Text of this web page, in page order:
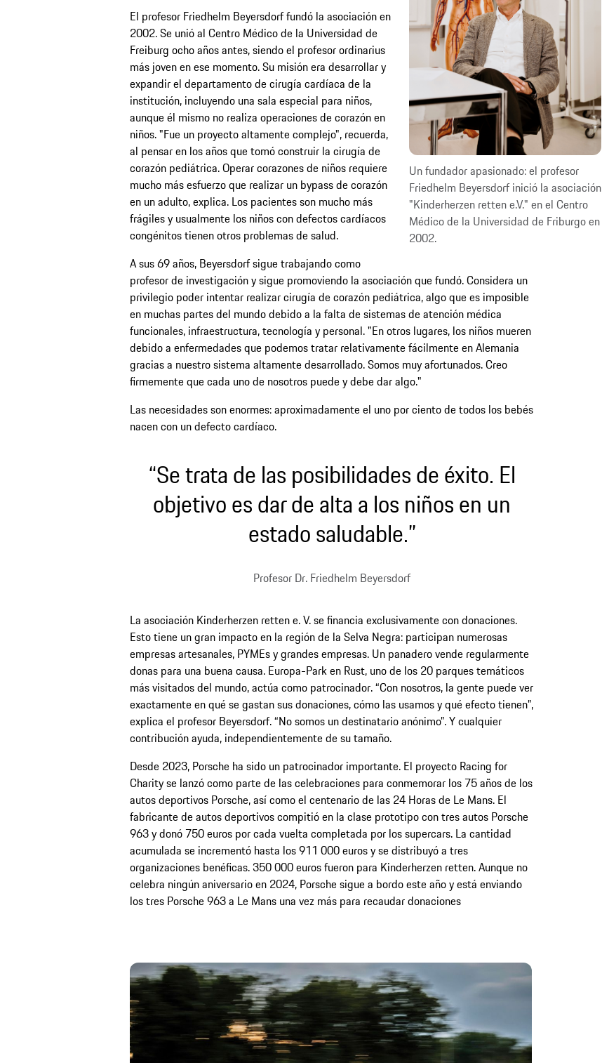
Un fundador apasionado: el profesor
Friedhelm Beyersdorf inició la asociación
"Kinderherzen retten e.V." en el Centro
Médico de la Universidad de Friburgo en
2002.
El profesor Friedhelm Beyersdorf fundó la asociación en
2002. Se unió al Centro Médico de la Universidad de
Freiburg ocho años antes, siendo el profesor ordinarius
más joven en ese momento. Su misión era desarrollar y
expandir el departamento de cirugía cardíaca de la
institución, incluyendo una sala especial para niños,
aunque él mismo no realiza operaciones de corazón en
niños. "Fue un proyecto altamente complejo", recuerda,
al pensar en los años que tomó construir la cirugía de
corazón pediátrica. Operar corazones de niños requiere
mucho más esfuerzo que realizar un bypass de corazón
en un adulto, explica. Los pacientes son mucho más
frágiles y usualmente los niños con defectos cardíacos
congénitos tienen otros problemas de salud.
A sus 69 años, Beyersdorf sigue trabajando como
profesor de investigación y sigue promoviendo la asociación que fundó. Considera un
privilegio poder intentar realizar cirugía de corazón pediátrica, algo que es imposible
en muchas partes del mundo debido a la falta de sistemas de atención médica
funcionales, infraestructura, tecnología y personal. "En otros lugares, los niños mueren
debido a enfermedades que podemos tratar relativamente fácilmente en Alemania
gracias a nuestro sistema altamente desarrollado. Somos muy afortunados. Creo
firmemente que cada uno de nosotros puede y debe dar algo."
Las necesidades son enormes: aproximadamente el uno por ciento de todos los bebés
nacen con un defecto cardíaco.
“Se trata de las posibilidades de éxito. El
objetivo es dar de alta a los niños en un
estado saludable.”
Profesor Dr. Friedhelm Beyersdorf
La asociación Kinderherzen retten e. V. se financia exclusivamente con donaciones.
Esto tiene un gran impacto en la región de la Selva Negra: participan numerosas
empresas artesanales, PYMEs y grandes empresas. Un panadero vende regularmente
donas para una buena causa. Europa-Park en Rust, uno de los 20 parques temáticos
más visitados del mundo, actúa como patrocinador. “Con nosotros, la gente puede ver
exactamente en qué se gastan sus donaciones, cómo las usamos y qué efecto tienen”,
explica el profesor Beyersdorf. “No somos un destinatario anónimo”. Y cualquier
contribución ayuda, independientemente de su tamaño.
Desde 2023, Porsche ha sido un patrocinador importante. El proyecto Racing for
Charity se lanzó como parte de las celebraciones para conmemorar los 75 años de los
autos deportivos Porsche, así como el centenario de las 24 Horas de Le Mans. El
fabricante de autos deportivos compitió en la clase prototipo con tres autos Porsche
963 y donó 750 euros por cada vuelta completada por los supercars. La cantidad
acumulada se incrementó hasta los 911 000 euros y se distribuyó a tres
organizaciones benéficas. 350 000 euros fueron para Kinderherzen retten. Aunque no
celebra ningún aniversario en 2024, Porsche sigue a bordo este año y está enviando
los tres Porsche 963 a Le Mans una vez más para recaudar donaciones